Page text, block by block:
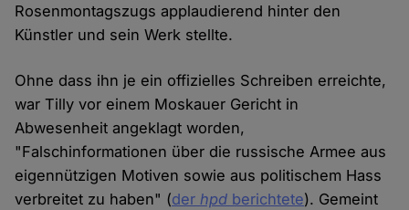
Rosenmontagszugs applaudierend hinter den
Künstler und sein Werk stellte.
Ohne dass ihn je ein offizielles Schreiben erreichte,
war Tilly vor einem Moskauer Gericht in
Abwesenheit angeklagt worden,
"Falschinformationen über die russische Armee aus
eigennützigen Motiven sowie aus politischem Hass
verbreitet zu haben" (derhpd berichtete). Gemeint